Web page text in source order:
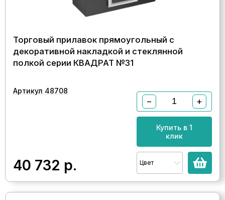
Торговый прилавок прямоугольный с
декоративной накладкой и стеклянной
полкой серии КВАДРАТ №31
Артикул 48708
40 732 р.
− +
Купить в 1
клик
Цвет